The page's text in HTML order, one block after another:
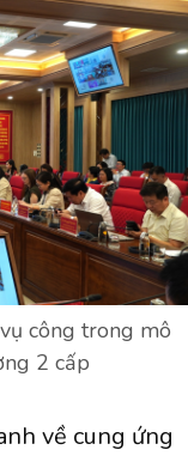
công trong mô
2 cấp
về cung ứng